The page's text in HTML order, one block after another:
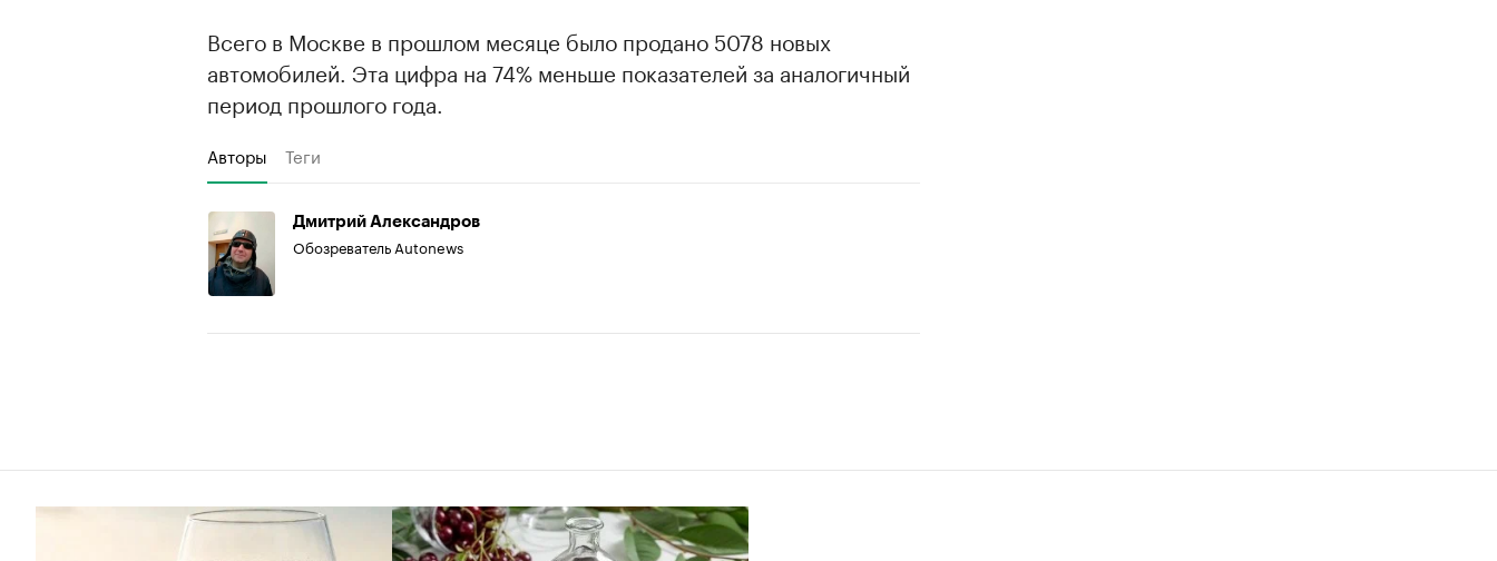
Всего в Москве в прошлом месяце было продано 5078 новых
автомобилей. Эта цифра на 74% меньше показателей за аналогичный
период прошлого года.
Авторы Теги
Дмитрий Александров
Обозреватель Autonews